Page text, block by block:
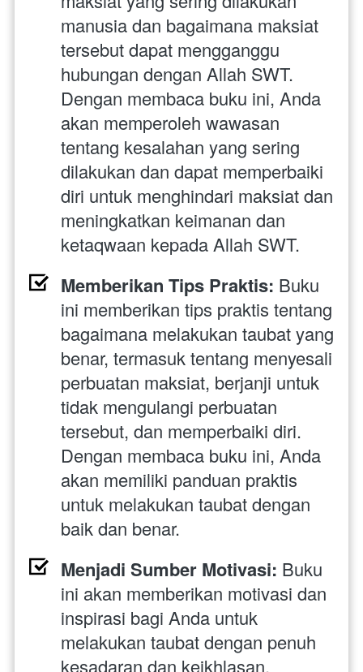
manusia dan bagaimana maksiat
tersebut dapat mengganggu
hubungan dengan Allah SWT.
Dengan membaca buku ini, Anda
akan memperoleh wawasan
tentang kesalahan yang sering
dilakukan dan dapat memperbaiki
diri untuk menghindari maksiat dan
meningkatkan keimanan dan
ketaqwaan kepada Allah SWT.
Memberikan Tips Praktis: Buku
ini memberikan tips praktis tentang
bagaimana melakukan taubat yang
benar, termasuk tentang menyesali
perbuatan maksiat, berjanji untuk
tidak mengulangi perbuatan
tersebut, dan memperbaiki diri.
Dengan membaca buku ini, Anda
akan memiliki panduan praktis
untuk melakukan taubat dengan
baik dan benar.
Menjadi Sumber Motivasi: Buku
ini akan memberikan motivasi dan
inspirasi bagi Anda untuk
melakukan taubat dengan penuh
kesadaran dan keikhlasan.